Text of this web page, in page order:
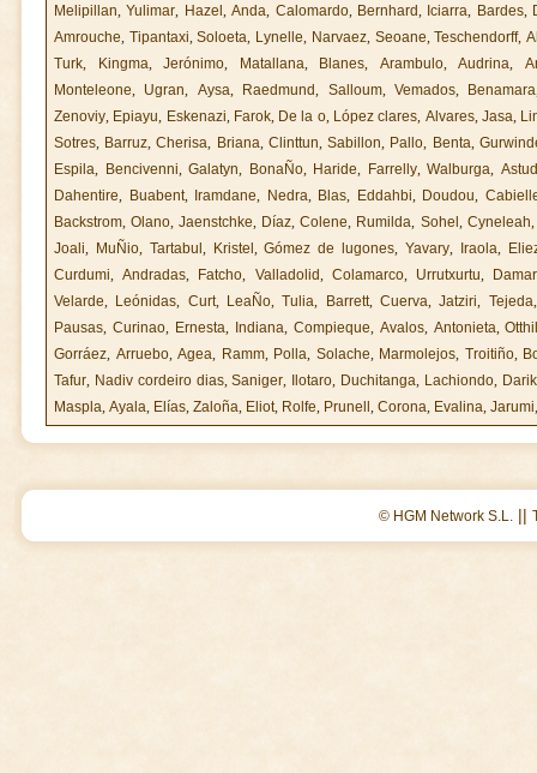
Melipillan,Yulimar, Hazel ,Anda, Calomardo, Bernhard, Iciarra, Bardes,
Amrouche, Tipantaxi,Soloeta, Lynelle, Narvaez, Seoane,Teschendorff,
Turk, Kingma, Jerónimo, Matallana, Blanes, Arambulo, Audrina,
Monteleone, Ugran, Aysa, Raedmund, Salloum,Vemados, Benamara
Zenoviy, Epiayu, Eskenazi, Farok, De la o, López clares, Alvares, Jasa,
Sotres, Barruz,Cherisa, Briana, Clinttun,Sabillon, Pallo, Benta,
Espila, Bencivenni,Galatyn, BonaÑo, Haride, Farrelly,Walburga,
Dahentire, Buabent, Iramdane, Nedra, Blas, Eddahbi, Doudou,
Backstrom,Olano,Jaenstchke, Díaz,Colene, Rumilda, Sohel , Cyneleah
Joali, MuÑio, Tartabul , Kristel ,Gómez de lugones, Yavary, Iraola,
Curdumi,Andradas, Fatcho, Valladolid, Colamarco, Urrutxurtu,
Velarde, Leónidas, Curt, LeaÑo,Tulia, Barrett, Cuerva,Jatziri, Tejeda
Pausas, Curinao, Ernesta, Indiana, Compieque, Avalos, Antonieta,
Gorráez, Arruebo,Agea, Ramm, Polla, Solache, Marmolejos, Troitiño,
Tafur, Nadiv cordeiro dias,Saniger, Ilotaro, Duchitanga, Lachiondo,
Maspla, Ayala, Elías, Zaloña, Eliot, Rolfe, Prunell , Corona, Evalina, Jarumi
© HGM Network S.L. ||